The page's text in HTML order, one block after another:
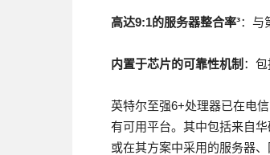
高达9:1的服务器整合率³：与
内置于芯片的可靠性机制 ：
英特尔至强6+处理器已在电
有可用平台。其中包括来自
或在其方案中采用的服务器、